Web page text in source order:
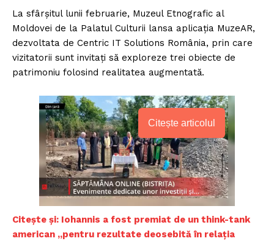
La sfârşitul lunii februarie, Muzeul Etnografic al
Moldovei de la Palatul Culturii lansa aplicaţia MuzeAR,
dezvoltata de Centric IT Solutions România, prin care
vizitatorii sunt invitaţi să exploreze trei obiecte de
patrimoniu folosind realitatea augmentată.
Citește articolul
Citește și: Iohannis a fost premiat de un think-tank
american „pentru rezultate deosebită în relația